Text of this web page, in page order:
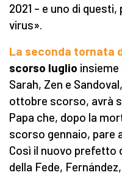
2021 – e uno di
virus».
La seconda tornata
scorso luglio insieme
Sarah, Zen e
ottobre scorso, avrà
Papa che, dopo la
scorso gennaio, pare
Così il nuovo prefetto
della Fede,